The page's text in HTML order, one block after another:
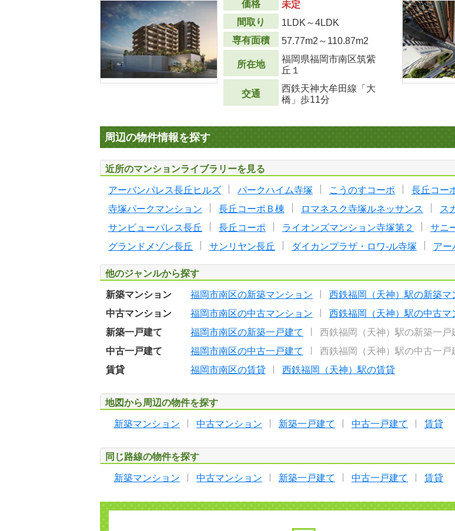
価格
未定
間取り
1LDK～4LDK
専有面積
57.77m2 ～110.87m2
所在地
福岡県福岡市南区筑紫
丘１
交通
西鉄天神大牟田線「大
橋」歩11分
周辺の物件情報を探す
近所のマンションライブラリーを見る
アーバンパレス長丘ヒルズ パークハイム寺塚 こうのすコーポ 長丘コー
寺塚パークマンション
長丘コーポＢ棟 ロマネスク寺塚ルネッサンス ス
サンビューパレス長丘
長丘コーポ ライオンズマンション寺塚第２ サニ
グランドメゾン長丘
サンリヤン長丘 ダイカンプラザ・ロワ-ル寺塚 アー
他のジャンルから探す
新築マンション 福岡市南区の新築マンション
西鉄福岡（天神）駅の新築マ
中古マンション
福岡市南区の中古マンション
西鉄福岡（天神）駅の中古マ
新築一戸建て
福岡市南区の新築一戸建て
西鉄福岡（天神）駅の新築一戸
中古一戸建て
福岡市南区の中古一戸建て
西鉄福岡（天神）駅の中古一戸
賃貸
福岡市南区の賃貸 西鉄福岡（天神）駅の賃貸
地図から周辺の物件を探す
新築マンション 中古マンション 新築一戸建て 中古一戸建て 賃貸
同じ路線の物件を探す
新築マンション 中古マンション 新築一戸建て 中古一戸建て 賃貸